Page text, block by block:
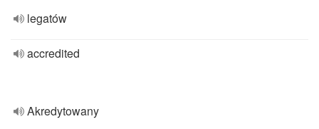
legatów
accredited
Akredytowany